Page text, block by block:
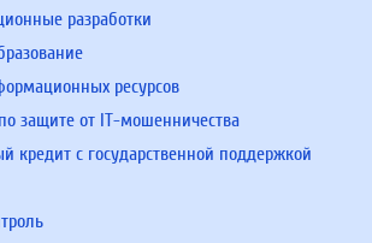
разработки
ресурсов
защите от IT-мошенничества
кредит с государственной поддержкой